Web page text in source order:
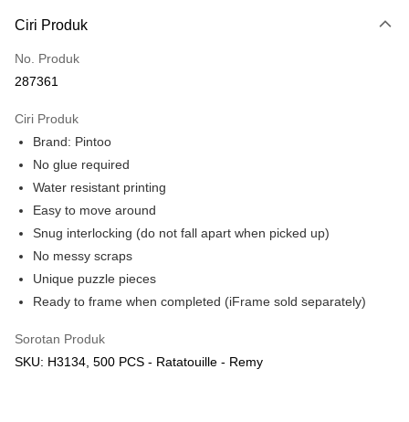
Ciri Produk
No. Produk
287361
Ciri Produk
Brand: Pintoo
No glue required
Water resistant printing
Easy to move around
Snug interlocking (do not fall apart when picked up)
No messy scraps
Unique puzzle pieces
Ready to frame when completed (iFrame sold separately)
Sorotan Produk
SKU: H3134, 500 PCS - Ratatouille - Remy